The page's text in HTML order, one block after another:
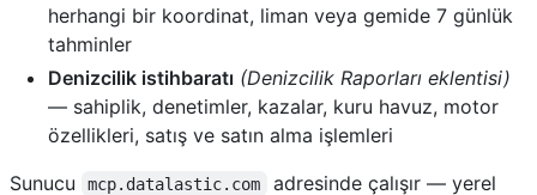
herhangi bir koordinat, liman veya gemide 7 günlük
tahminler
Denizcilik istihbaratı (Denizcilik Raporları eklentisi)
— sahiplik, denetimler, kazalar, kuru havuz, motor
özellikleri, satış ve satın alma işlemleri
Sunucu
mcp.datalastic.com
adresinde çalışır — yerel